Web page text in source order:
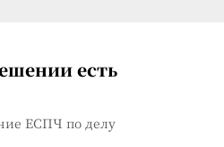
есть
ЕСПЧ по делу